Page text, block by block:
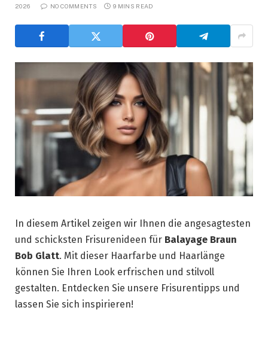
2026 NO COMMENTS 9 MINS READ
In diesem Artikel zeigen wir Ihnen die angesagtesten
und schicksten Frisurenideen für Balayage Braun
Bob Glatt. Mit dieser Haarfarbe und Haarlänge
können Sie Ihren Look erfrischen und stilvoll
gestalten. Entdecken Sie unsere Frisurentipps und
lassen Sie sich inspirieren!